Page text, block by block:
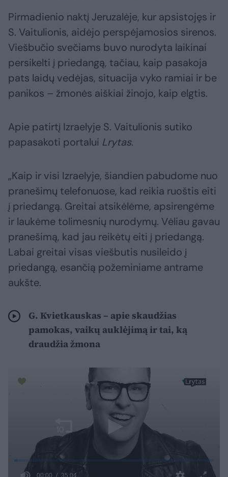
Pirmadienio naktį Jeruzalėje, kur apsistojęs ir
S. Vaitulionis, aidėjo perspėjamosios sirenos.
Viešbučio svečiams buvo nurodyta laikinai
persikelti į priedangą, tačiau, kaip pasakoja
pats laidų vedėjas, situacija vyko ramiai ir be
panikos – žmonės aiškiai žinojo, kaip elgtis.
Apie patirtį Izraelyje S. Vaitulionis sutiko
papasakoti portalui Lrytas.
„Kaip ir visi Izraelyje, šiandien pabudome nuo
pranešimų telefonuose, kad reikia ruoštis eiti
į priedangą. Greitai atsikėlėme, apsirengėme
ir laukėme tolimesnių nurodymų. Vėliau gavau
pranešimą, kad jau reikėtų eiti į priedangą.
Labai greitai visas viešbutis nusileido į
priedangą, esančią požeminiame antrame
aukšte.
G. Kvietkauskas – apie skaudžias
pamokas, vaikų auklėjimą ir tai, ką
draudžia žmona